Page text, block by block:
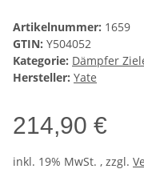
Artikelnummer: 1659
GTIN: Y504052
Kategorie: Dämpfer
Hersteller: Yate
214,90 €
inkl. 19% MwSt. , zzgl.